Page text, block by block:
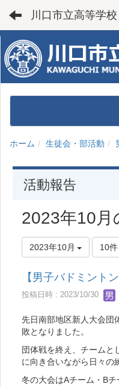
川口市立高等学校
ホーム 生徒会・部活動
活動報告
2023年10月
2023年10月 10件
【男子バドミント
投稿日時 : 2023/10/30
先日南部地区新人大会団
敗となりました。
団体戦を終え、チームと
に向き合いながら日々の
冬の大会はAチーム・B